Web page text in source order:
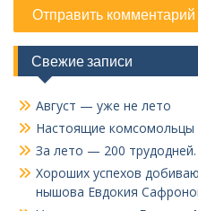
Свежие записи
Август — уже не лето
Настоящие комсомольцы
За лето — 200
Хороших успехов
нышова Евдокия